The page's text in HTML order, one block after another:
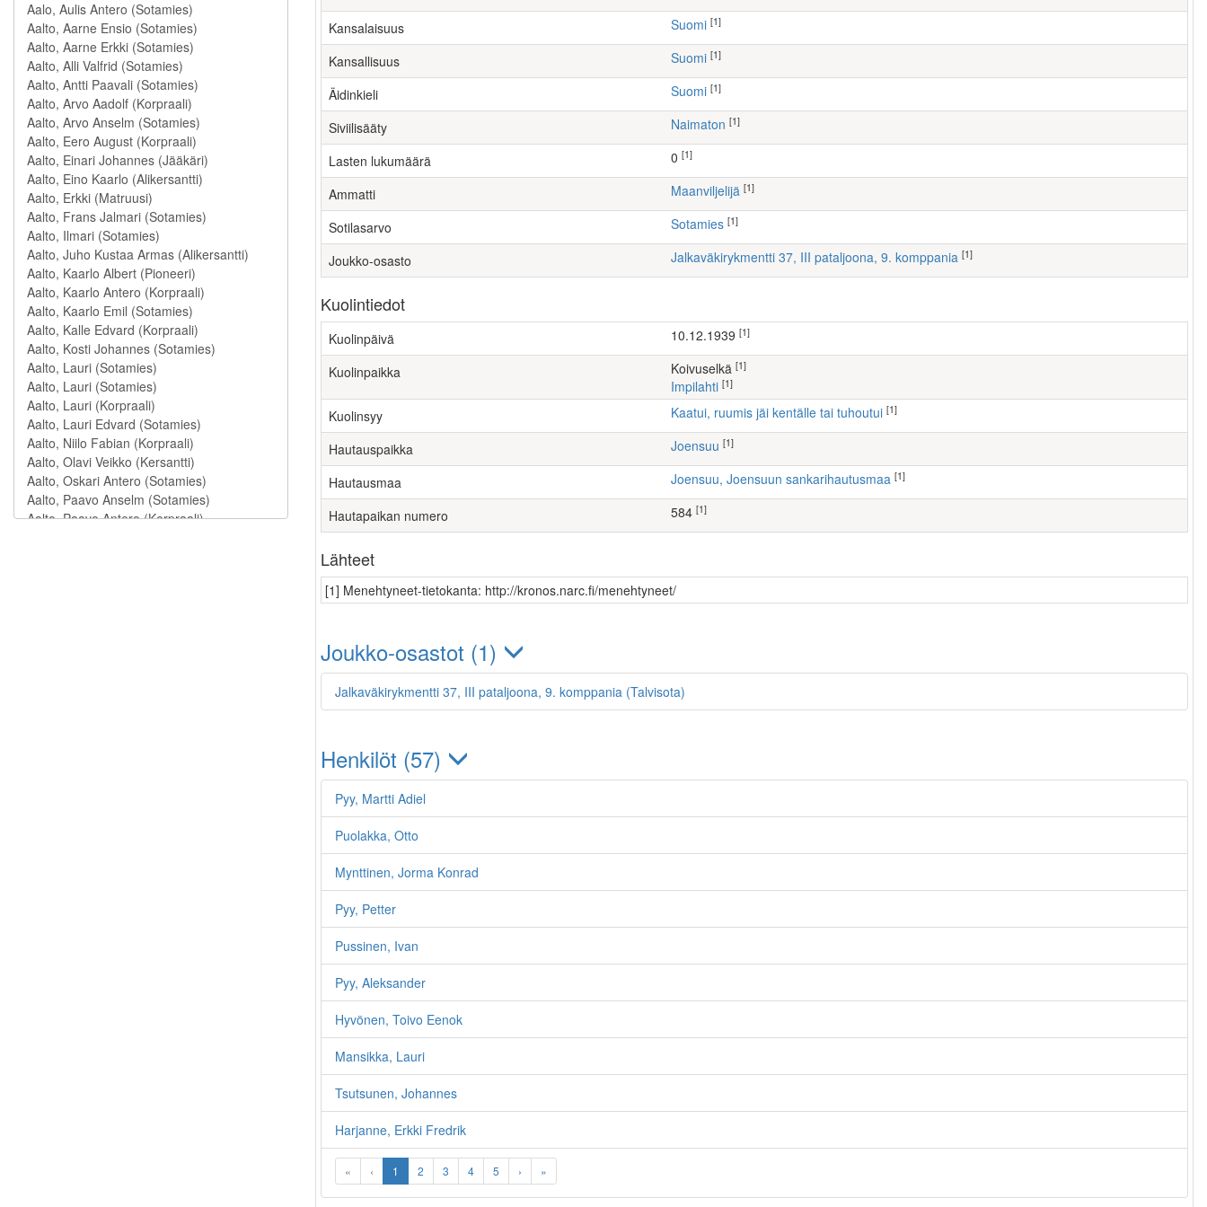
Kansalaisuus Suomi [1]
Kansallisuus Suomi [1]
Äidinkieli Suomi [1]
Siviilisääty Naimaton [1]
Lasten lukumäärä [1]
Ammatti maanviljelijä [1]
Sotilasarvo Sotamies [1]
Joukko-osasto Jalkaväkirykmentti 37, III pataljoona, 9. komppania [1]
Kuolintiedot
Kuolinpäivä 10.12.1939 [1]
Kuolinpaikka Koivuselkä [1]
Impilahti [1]
Kuolinsyy Kaatui, ruumis jäi kentälle tai tuhoutui [1]
Hautauspaikka Joensuu [1]
Hautausmaa Joensuu, Joensuun sankarihautusmaa [1]
Hautapaikan numero 584 [1]
Lähteet
[1] Menehtyneet-tietokanta: http://kronos.narc.fi/menehtyneet/
Joukko-osastot (1)
Jalkaväkirykmentti 37, III pataljoona, 9. komppania (Talvisota)
Henkilöt (57)
Pyy, Martti Adiel
Puolakka, Otto
Mynttinen, Jorma Konrad
Pyy, Petter
Pussinen, Ivan
Pyy, Aleksander
Hyvönen, Toivo Eenok
Mansikka, Lauri
Tsutsunen, Johannes
Harjanne, Erkki Fredrik
« ‹ 1 2 3 4 5 › »